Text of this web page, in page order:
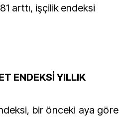
arttı, işçilik endeksi
ENDEKSİ YILLIK
bir önceki aya göre